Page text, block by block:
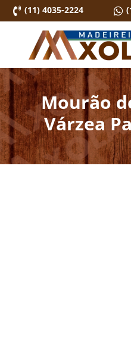
 (11) 4035-2224 
Mourão
Várzea